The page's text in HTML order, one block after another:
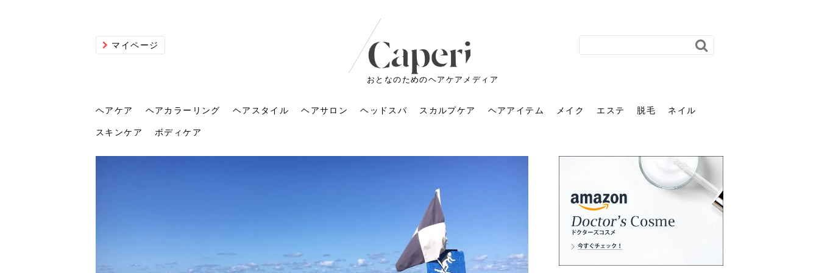
マイページ
おとなのためのヘアケアメディア
ヘアケア
トリートメントの付け方で
仕上がりが変わる｜効かな
朝の5分が変わる！寝癖がつ
かない予防方法と時短寝癖
花粉で髪がパサパサするの
はなぜ？原因と落とし方・
ヘアカラーリング
髪のくすみが気になる人
へ！2026春トレンドの明る
ツヤと透明感で垢抜ける！
自然なヘアカラーで作る
肌に合う髪色、どう見つけ
る？「イエベ」「ブルベ」
ヘアスタイル
2026年のショートウルフ最
新トレンドとは？ナチュラ
ルーズウェーブとは？2026
年の注目スタイルと長さ別
40代のパーマがダレる原因
とは？自宅でできる復活術
ヘアサロン
美容室に行くのが恥ずかし
い？髪質の変化に気づいた
お気に入りのお店が倒産し
た後の美容室の探し方！失
前髪を薄くするための美容
院の頼み方とは？失敗しな
ヘッドスパ
ヘッドスパの落とし穴！知
らないと損する真実
頭皮を刺激してお顔のリフ
トアップ♪毎日こつこつカン
ヘッドスパで頭皮をケアし
よう！ヘッドスパの効果と
スカルプケア
髪を育てるには？毎日の洗
い方と生活習慣を見直す基
頭皮マッサージで目がぱっ
ちりする理由は？具体的な
ストレスで髪の毛はどう変
わる？抜け毛・パサつきの
ヘアアイテム
発酵エキスシャンプーって
何がいいの？無印良品など
アイロンが苦手でも大丈
夫！ブラッシング感覚で使
40代の髪を悩みに最適！韓
国発「ダリーフ」でヘアセ
メイク
ミニマリストのメイク術｜
少ないアイテムで「自分ら
V3ファンデーションは危な
い？針の仕組み・全4種比
「おしゃれ」と「身だしな
み」は違う。相手に信頼感
エステ
針で小顔を目指す！美容鍼
の効果と後悔しない選び方
リンパマッサージと経絡マ
ッサージの違いとは？効果
エステの勧誘が怖い人へ。
断ることは悪くない。自分
脱毛
化粧ノリが変わる「顔脱
毛」。4つのメリットと、始
子供の脱毛、日焼け肌はN
G？親子で学ぶ、安心・安全
「今さら」なんて言わせな
い。40代のVIO・顔脱毛、
ネイル
2026年運気アップネイルガ
イドを公開！幸運を呼ぶ色
そのネイル、本当に似合っ
てる？指先をきれいに見え
オフィスネイルでも「キラ
キラ」はOK？派手に見えな
スキンケア ボディケア